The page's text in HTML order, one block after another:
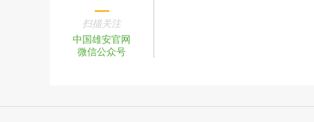
扫描关注
中国雄安官网
微信公众号